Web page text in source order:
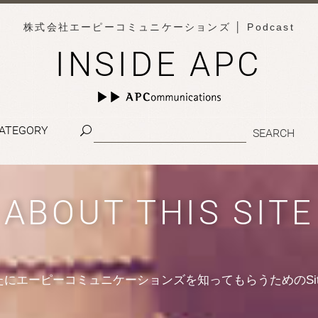
株式会社エーピーコミュニケーションズ │ Podcast
INSIDE APC
ABOUT THIS SITE
にエーピーコミュニケーションズを知ってもらうための